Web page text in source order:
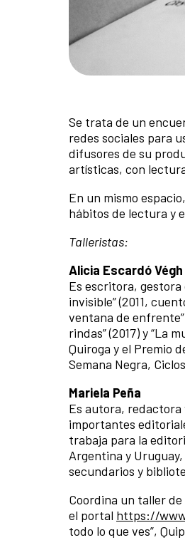
Se trata de un
redes sociales para
difusores de su
artísticas, con
En un mismo
hábitos de lectura y
Talleristas:
Alicia Escardó Végh
Es escritora,
invisible” (2011,
ventana de enfrente”
rindas” (2017) y “La
Quiroga y el Premio
Semana Negra,
Mariela Peña
Es autora,
importantes
trabaja para la
Argentina y
secundarios y
Coordina un taller
el portal https://
todo lo que ves”,